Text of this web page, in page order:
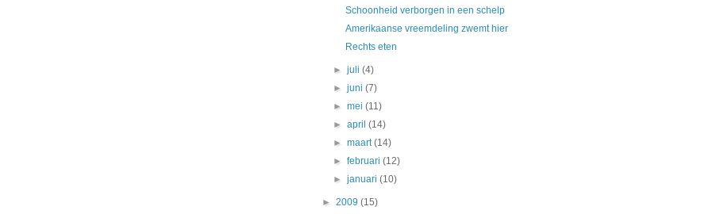
Schoonheid verborgen in een schelp
Amerikaanse vreemdeling zwemt hier
Rechts eten
►juli(4)
►juni(7)
►mei(11)
►april(14)
►maart(14)
►februari(12)
►januari(10)
► 2009 (15)